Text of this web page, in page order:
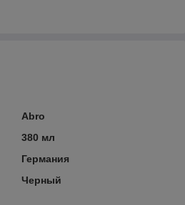
Abro
380 мл
Германия
Черный